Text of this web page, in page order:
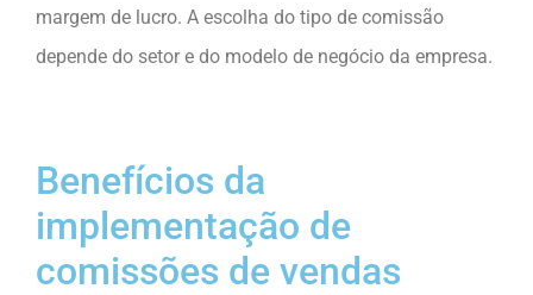
margem de lucro. A escolha do tipo de comissão
depende do setor e do modelo de negócio da empresa.
Benefícios da
implementação de
comissões de vendas